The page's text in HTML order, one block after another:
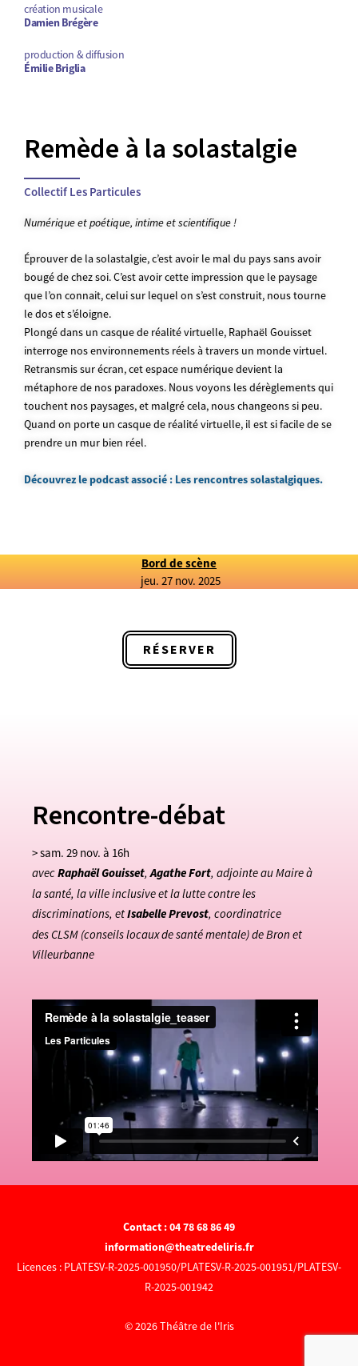
création musicale
Damien Brégère
production & diffusion
Émilie Briglia
Remède à la solastalgie
Collectif Les Particules
Numérique et poétique, intime et scientifique !
Éprouver de la solastalgie, c’est avoir le mal du pays sans avoir
bougé de chez soi. C’est avoir cette impression que le paysage
que l’on connait, celui sur lequel on s’est construit, nous tourne
le dos et s’éloigne.
Plongé dans un casque de réalité virtuelle, Raphaël Gouisset
interroge nos environnements réels à travers un monde virtuel.
Retransmis sur écran, cet espace numérique devient la
métaphore de nos paradoxes. Nous voyons les dérèglements qui
touchent nos paysages, et malgré cela, nous changeons si peu.
Quand on porte un casque de réalité virtuelle, il est si facile de se
prendre un mur bien réel.
Découvrez le podcast associé : Les rencontres solastalgiques.
Bord de scène
jeu. 27 nov. 2025
RÉSERVER
Rencontre-débat
> sam. 29 nov. à 16h
avecRaphaël Gouisset,Agathe Fort, adjointe au Maire à
la santé, la ville inclusive et la lutte contre les
discriminations, etIsabelle Prevost, coordinatrice
des CLSM (conseils locaux de santé mentale) de Bron et
Villeurbanne
Contact : 04 78 68 86 49
information@theatredeliris.fr
Licences : PLATESV-R-2025-001950/PLATESV-R-2025-001951/PLATESV-
R-2025-001942
© 2026 Théâtre de l'Iris